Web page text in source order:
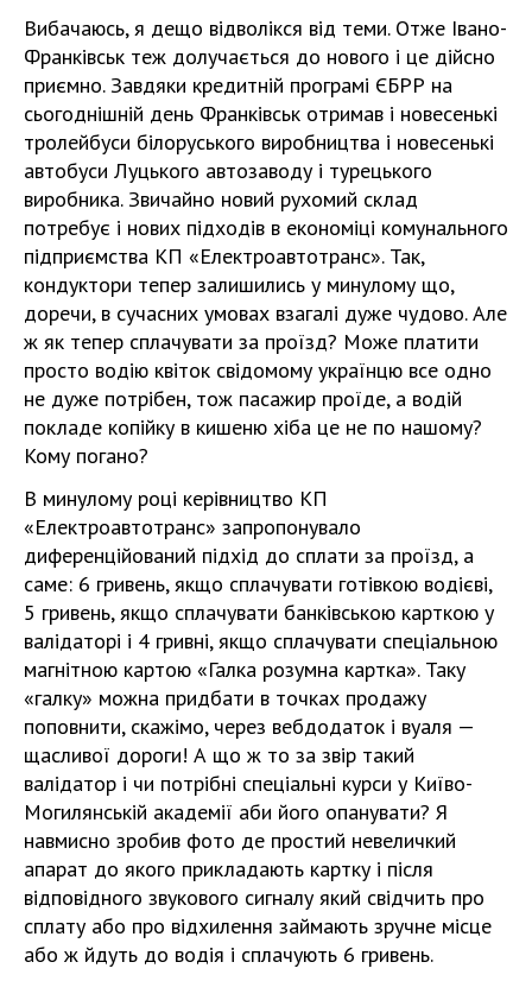
Вибачаюсь, я дещо відволікся від теми. Отже Івано-
Франківськ теж долучається до нового і це дійсно
приємно. Завдяки кредитній програмі ЄБРР на
сьогоднішній день Франківськ отримав і новесенькі
тролейбуси білоруського виробництва і новесенькі
автобуси Луцького автозаводу і турецького
виробника. Звичайно новий рухомий склад
потребує і нових підходів в економіці комунального
підприємства КП «Електроавтотранс». Так,
кондуктори тепер залишились у минулому що,
доречи, в сучасних умовах взагалі дуже чудово. Але
ж як тепер сплачувати за проїзд? Може платити
просто водію квіток свідомому українцю все одно
не дуже потрібен, тож пасажир проїде, а водій
покладе копійку в кишеню хіба це не по нашому?
Кому погано?
В минулому році керівництво КП
«Електроавтотранс» запропонувало
диференційований підхід до сплати за проїзд, а
саме: 6 гривень, якщо сплачувати готівкою водієві,
5 гривень, якщо сплачувати банківською карткою у
валідаторі і 4 гривні, якщо сплачувати спеціальною
магнітною картою «Галка розумна картка». Таку
«галку» можна придбати в точках продажу
поповнити, скажімо, через вебдодаток і вуаля —
щасливої дороги! А що ж то за звір такий
валідатор і чи потрібні спеціальні курси у Київо-
Могилянській академії аби його опанувати? Я
навмисно зробив фото де простий невеличкий
апарат до якого прикладають картку і після
відповідного звукового сигналу який свідчить про
сплату або про відхилення займають зручне місце
або ж йдуть до водія і сплачують 6 гривень.